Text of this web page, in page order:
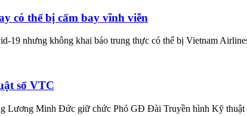
có thể bị cấm bay vĩnh viễn
19 nhưng không khai báo trung thực có thể bị Vietnam
số VTC
Lương Minh Đức giữ chức Phó GĐ Đài Truyền hình Kỹ